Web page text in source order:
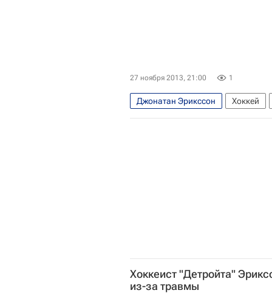
27 ноября 2013, 21:00 1
Джонатан Эрикссон Хоккей
Детройт Ред Уингз
Хоккеист "Детройта"
из-за травмы